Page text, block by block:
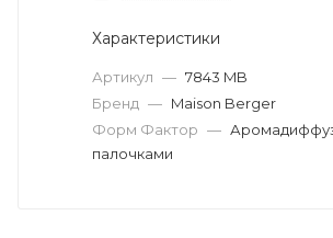
Характеристики
Артикул — 7843 MB
Бренд — Maison Berger
Форм Фактор —
палочками